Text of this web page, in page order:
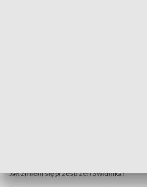
Jak zmieni się przestrzeń Świdnika?